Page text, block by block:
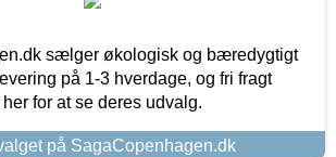
sælger økologisk og bæredygtigt
på 1-3 hverdage, og fri fragt
for at se deres udvalg.
på SagaCopenhagen.dk